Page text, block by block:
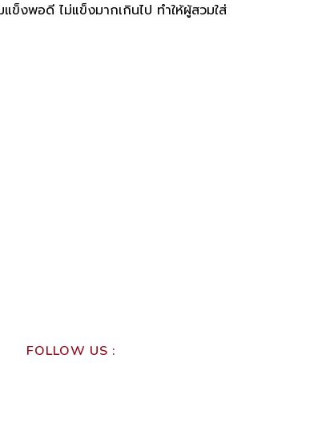
ข็งพอดี ไม่แข็งมากเกินไป ทำให้ผู้สวมใส่
FOLLOW US :